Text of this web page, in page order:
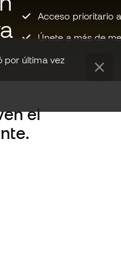
por última vez
Acceso prioritario
Únete a más de
el